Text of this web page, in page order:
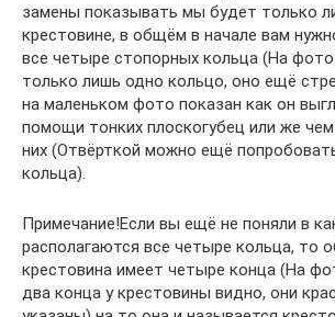
замены показывать мы будет только
крестовине, в общём в начале вам
все четыре стопорных кольца (На
только лишь одно кольцо, оно ещё
на маленьком фото показан как он
помощи тонких плоскогубец или же
них (Отвёрткой можно ещё
кольца).
Примечание!Если вы ещё не поняли в
располагаются все четыре кольца, то
крестовина имеет четыре конца (На
два конца у крестовины видно, они